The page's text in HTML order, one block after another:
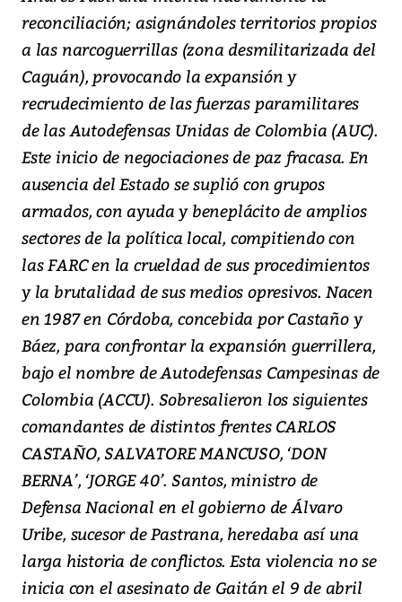
reconciliación; asignándoles territorios propios
a las narcoguerrillas (zona desmilitarizada del
Caguán), provocando la expansión y
recrudecimiento de las fuerzas paramilitares
de las Autodefensas Unidas de Colombia (AUC).
Este inicio de negociaciones de paz fracasa. En
ausencia del Estado se suplió con grupos
armados, con ayuda y beneplácito de amplios
sectores de la política local, compitiendo con
las FARC en la crueldad de sus procedimientos
y la brutalidad de sus medios opresivos. Nacen
en 1987 en Córdoba, concebida por Castaño y
Báez, para confrontar la expansión guerrillera,
bajo el nombre de Autodefensas Campesinas de
Colombia (ACCU). Sobresalieron los siguientes
comandantes de distintos frentes CARLOS
CASTAÑO, SALVATORE MANCUSO, ‘DON
BERNA’, ‘JORGE 40’. Santos, ministro de
Defensa Nacional en el gobierno de Álvaro
Uribe, sucesor de Pastrana, heredaba así una
larga historia de conflictos. Esta violencia no se
inicia con el asesinato de Gaitán el 9 de abril